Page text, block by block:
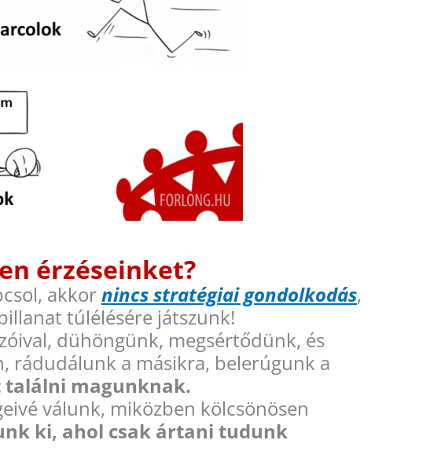
érzéseinket?
akkornincs stratégiai gondolkodás,
túlélésére játszunk!
dühöngünk, megsértődünk, és
rádudálunk a másikra, belerúgunk a
találni magunknak.
válunk, miközben kölcsönösen
ki, ahol csak ártani tudunk